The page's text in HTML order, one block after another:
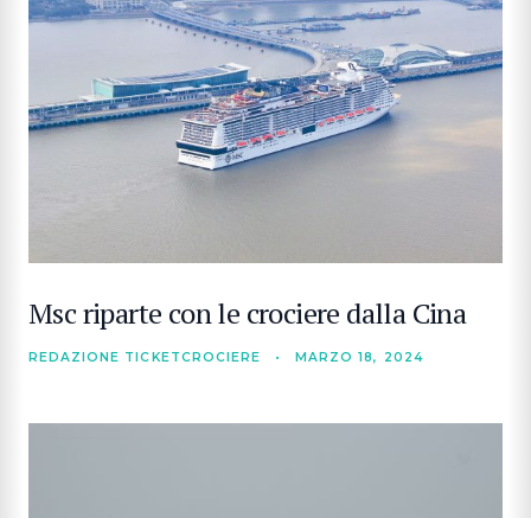
Msc riparte con le crociere dalla Cina
REDAZIONE TICKETCROCIERE • MARZO 18, 2024